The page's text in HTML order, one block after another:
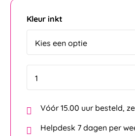
Kleur inkt
Vóór 15.00 uur besteld,
Helpdesk 7 dagen per